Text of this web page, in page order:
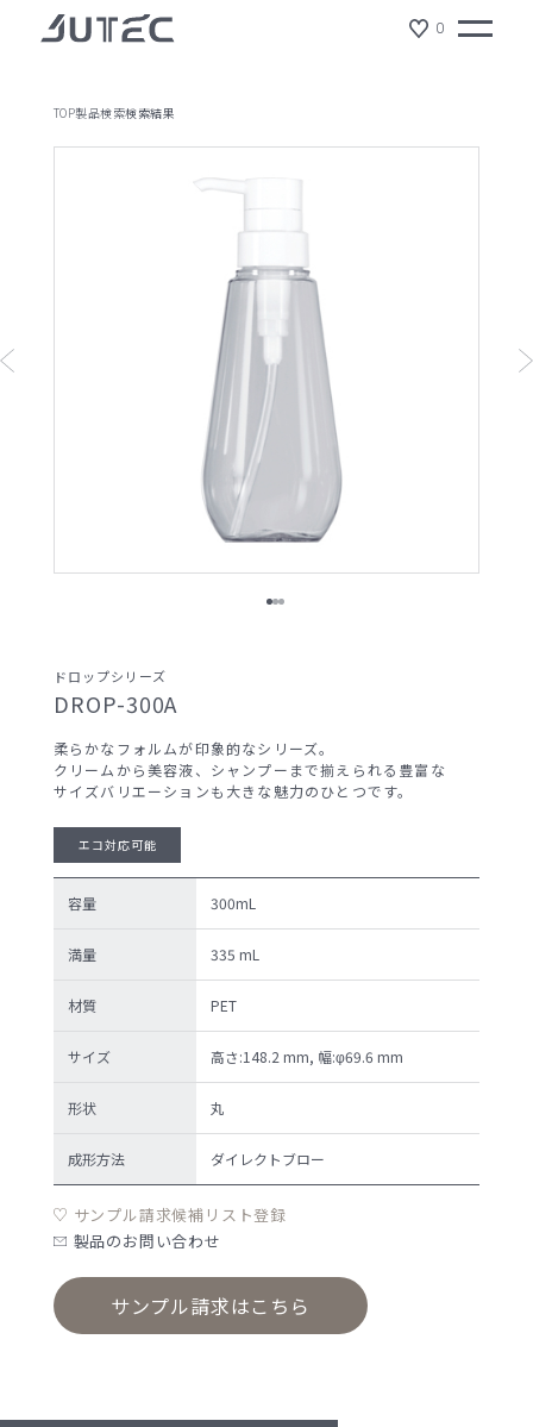
0
ショールーム
お問い合わせ
サンプル請求
TOP製品検索検索結果
ドロップシリーズ
DROP-300A
柔らかなフォルムが印象的なシリーズ。
クリームから美容液、シャンプーまで揃えられる豊富な
サイズバリエーションも大きな魅力のひとつです。
エコ対応可能
容量 300mL
満量 335 mL
材質 PET
サイズ 高さ:148.2 mm, 幅:φ69.6 mm
形状 丸
成形方法 ダイレクトブロー
サンプル請求候補リスト登録
製品のお問い合わせ
サンプル請求はこちら